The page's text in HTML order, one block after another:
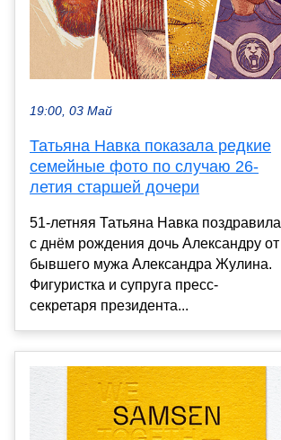
19:00, 03 Май
Татьяна Навка показала редкие
семейные фото по случаю 26-
летия старшей дочери
51-летняя Татьяна Навка поздравила
с днём рождения дочь Александру от
бывшего мужа Александра Жулина.
Фигуристка и супруга пресс-
секретаря президента...